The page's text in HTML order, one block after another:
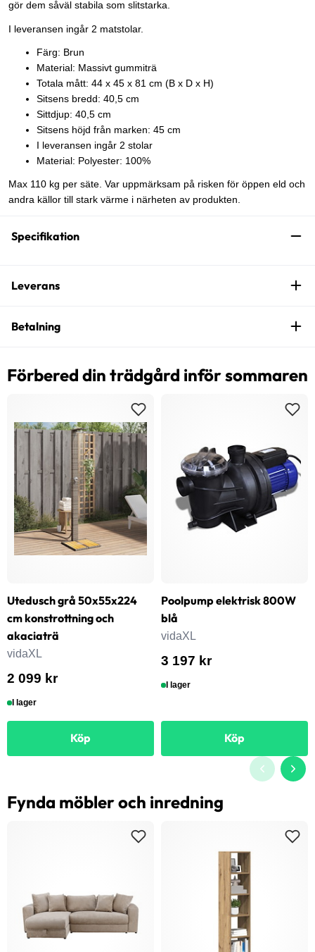
gör dem såväl stabila som slitstarka.
I leveransen ingår 2 matstolar.
Färg: Brun
Material: Massivt gummiträ
Totala mått: 44 x 45 x 81 cm (B x D x H)
Sitsens bredd: 40,5 cm
Sittdjup: 40,5 cm
Sitsens höjd från marken: 45 cm
I leveransen ingår 2 stolar
Material: Polyester: 100%
Max 110 kg per säte. Var uppmärksam på risken för öppen eld och
andra källor till stark värme i närheten av produkten.
Specifikation
Leverans
Betalning
Förbered din trädgård inför sommaren
Utedusch grå 50x55x224
cm konstrottning och
akaciaträ
vidaXL
2 099 kr
I lager
Köp
Poolpump elektrisk 800W
blå
vidaXL
3 197 kr
I lager
Köp
Fynda möbler och inredning